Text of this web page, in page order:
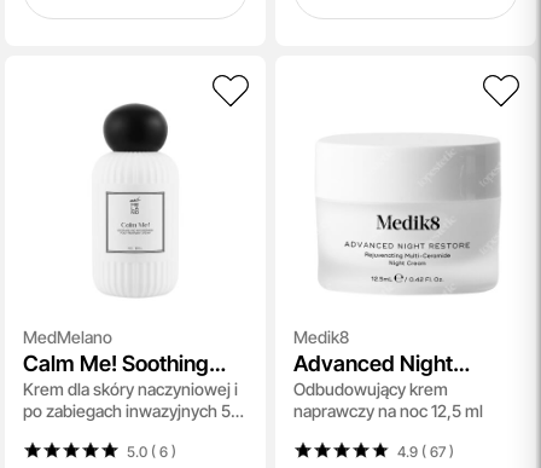
MedMelano
Calm Me! Soothing
And Anti - Redness
Post - Treatment
Cream
Krem dla skóry naczyniowej i
po zabiegach inwazyjnych 50
5.0 ( 6)
Medik8
Advanced Night
Restore
Odbudowujący krem
naprawczy na noc 12,5 ml
4.9 ( 67)